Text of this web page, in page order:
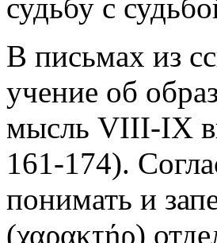
судьбу с
В письмах из
учение об
мысль VIII-IX
161-174).
понимать и
(χαρακτήρ)